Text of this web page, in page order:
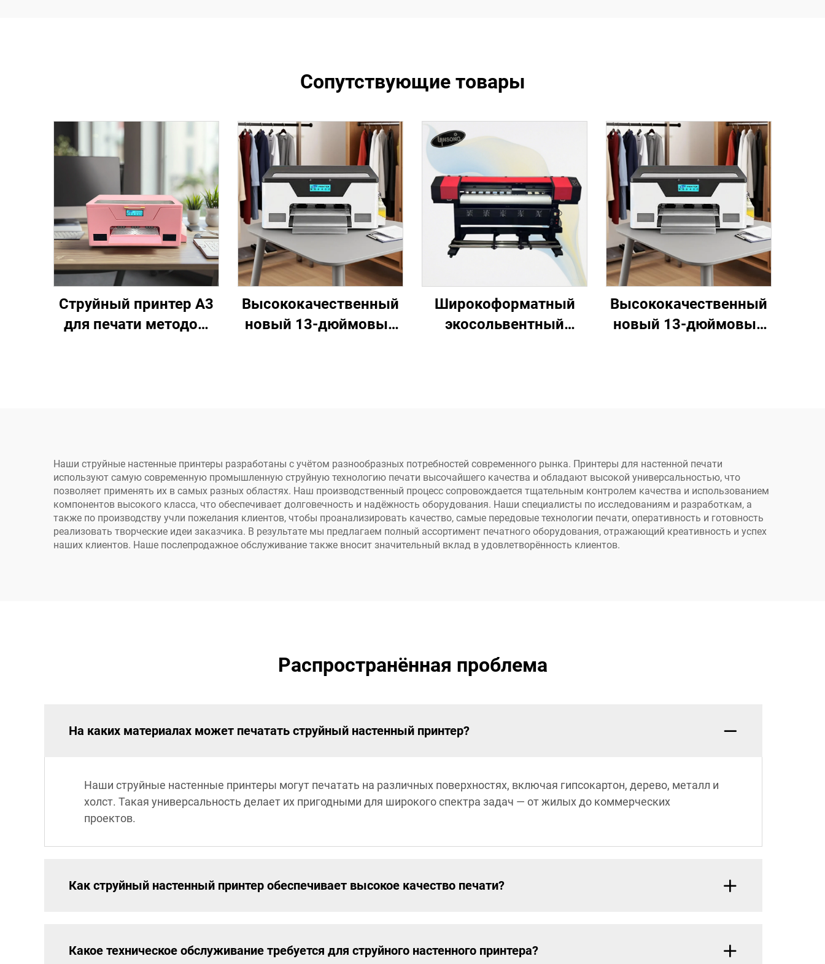
Сопутствующие товары
Струйный принтер A3
для печати методом
печати на одежде
методом
термопереноса
Высококачественный
новый 13-дюймовый
печать на футболках,
кепках, обуви,
джинсах, носках
Широкоформатный
экосольвентный
баннеров, наклеек
Высококачественный
новый 13-дюймовый
печать на футболках,
кепках, обуви,
джинсах, носках
Наши струйные настенные принтеры разработаны с учётом разнообразных потребностей современного рынка. Принтеры для настенной печати
используют самую современную промышленную струйную технологию печати высочайшего качества и обладают высокой универсальностью, что
позволяет применять их в самых разных областях. Наш производственный процесс сопровождается тщательным контролем качества и использованием
компонентов высокого класса, что обеспечивает долговечность и надёжность оборудования. Наши специалисты по исследованиям и разработкам, а
также по производству учли пожелания клиентов, чтобы проанализировать качество, самые передовые технологии печати, оперативность и готовность
реализовать творческие идеи заказчика. В результате мы предлагаем полный ассортимент печатного оборудования, отражающий креативность и успех
наших клиентов. Наше послепродажное обслуживание также вносит значительный вклад в удовлетворённость клиентов.
Распространённая проблема
На каких материалах может печатать струйный настенный принтер?
Наши струйные настенные принтеры могут печатать на различных поверхностях, включая гипсокартон, дерево, металл и
холст. Такая универсальность делает их пригодными для широкого спектра задач — от жилых до коммерческих
проектов.
Как струйный настенный принтер обеспечивает высокое качество печати?
Какое техническое обслуживание требуется для струйного настенного принтера?